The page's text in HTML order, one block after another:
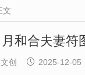
文
月和合夫妻符
文创  2025-12-